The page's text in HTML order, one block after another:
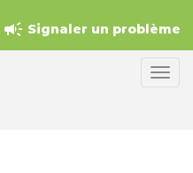
campaign Signaler un problème